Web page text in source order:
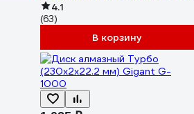
4.1
(63)
В корзину